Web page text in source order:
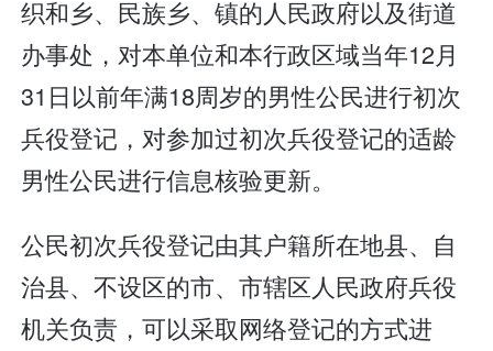
织和乡、民族乡、镇的人民政府以及街道
办事处，对本单位和本行政区域当年12月
31日以前年满18周岁的男性公民进行初次
兵役登记，对参加过初次兵役登记的适龄
男性公民进行信息核验更新。
公民初次兵役登记由其户籍所在地县、自
治县、不设区的市、市辖区人民政府兵役
机关负责，可以采取网络登记的方式进